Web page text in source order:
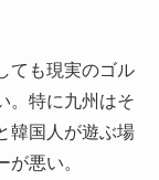
ても現実のゴル
。特に九州はそ
韓国人が遊ぶ場
悪い。